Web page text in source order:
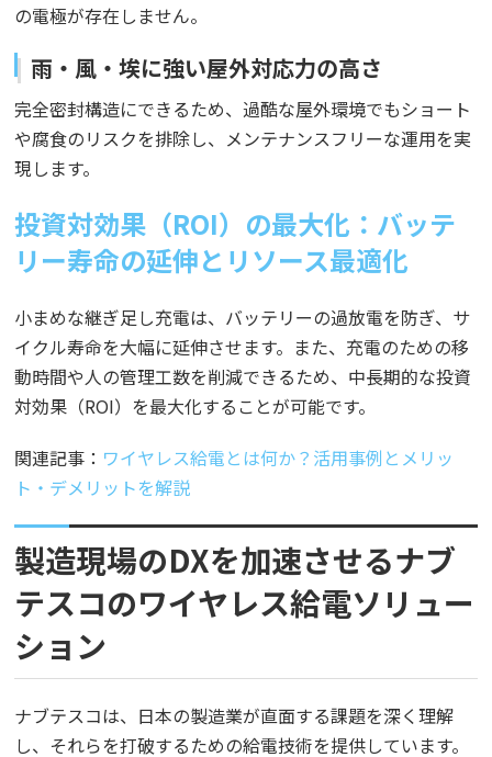
の電極が存在しません。
雨・風・埃に強い屋外対応力の高さ
完全密封構造にできるため、過酷な屋外環境でもショート
や腐食のリスクを排除し、メンテナンスフリーな運用を実
現します。
投資対効果（ROI）の最大化：バッテ
リー寿命の延伸とリソース最適化
小まめな継ぎ足し充電は、バッテリーの過放電を防ぎ、サ
イクル寿命を大幅に延伸させます。また、充電のための移
動時間や人の管理工数を削減できるため、中長期的な投資
対効果（ROI）を最大化することが可能です。
関連記事： ワイヤレス給電とは何か？活用事例とメリッ
ト・デメリットを解説
製造現場のDXを加速させるナブ
テスコのワイヤレス給電ソリュー
ション
ナブテスコは、日本の製造業が直面する課題を深く理解
し、それらを打破するための給電技術を提供しています。